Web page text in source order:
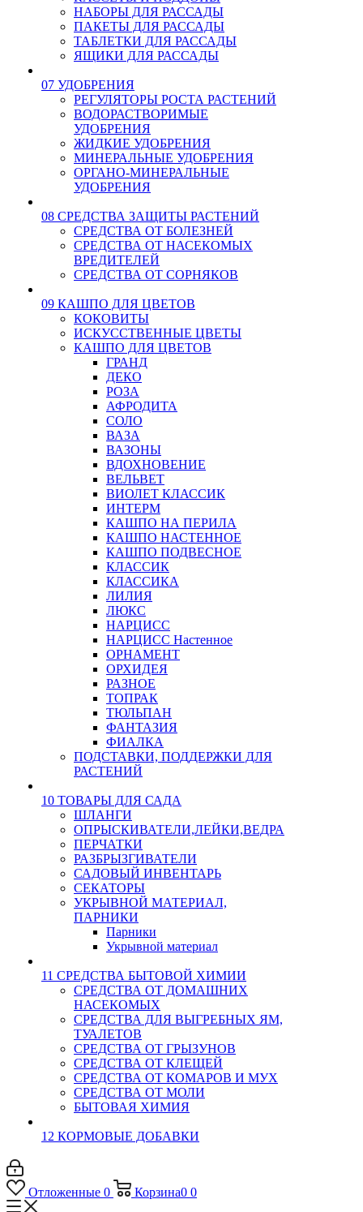
НАБОРЫ ДЛЯ РАССАДЫ
ПАКЕТЫ ДЛЯ РАССАДЫ
ТАБЛЕТКИ ДЛЯ РАССАДЫ
ЯЩИКИ ДЛЯ РАССАДЫ
07 УДОБРЕНИЯ
РЕГУЛЯТОРЫ РОСТА РАСТЕНИЙ
ВОДОРАСТВОРИМЫЕ
УДОБРЕНИЯ
ЖИДКИЕ УДОБРЕНИЯ
МИНЕРАЛЬНЫЕ УДОБРЕНИЯ
ОРГАНО-МИНЕРАЛЬНЫЕ
УДОБРЕНИЯ
08 СРЕДСТВА ЗАЩИТЫ РАСТЕНИЙ
СРЕДСТВА ОТ БОЛЕЗНЕЙ
СРЕДСТВА ОТ НАСЕКОМЫХ
ВРЕДИТЕЛЕЙ
СРЕДСТВА ОТ СОРНЯКОВ
09 КАШПО ДЛЯ ЦВЕТОВ
КОКОВИТЫ
ИСКУССТВЕННЫЕ ЦВЕТЫ
КАШПО ДЛЯ ЦВЕТОВ
ГРАНД
ДЕКО
РОЗА
АФРОДИТА
СОЛО
ВАЗА
ВАЗОНЫ
ВДОХНОВЕНИЕ
ВЕЛЬВЕТ
ВИОЛЕТ КЛАССИК
ИНТЕРМ
КАШПО НА ПЕРИЛА
КАШПО НАСТЕННОЕ
КАШПО ПОДВЕСНОЕ
КЛАССИК
КЛАССИКА
ЛИЛИЯ
ЛЮКС
НАРЦИСС
НАРЦИСС Настенное
ОРНАМЕНТ
ОРХИДЕЯ
РАЗНОЕ
ТОПРАК
ТЮЛЬПАН
ФАНТАЗИЯ
ФИАЛКА
ПОДСТАВКИ, ПОДДЕРЖКИ ДЛЯ
РАСТЕНИЙ
10 ТОВАРЫ ДЛЯ САДА
ШЛАНГИ
ОПРЫСКИВАТЕЛИ,ЛЕЙКИ,ВЕДРА
ПЕРЧАТКИ
РАЗБРЫЗГИВАТЕЛИ
САДОВЫЙ ИНВЕНТАРЬ
СЕКАТОРЫ
УКРЫВНОЙ МАТЕРИАЛ,
ПАРНИКИ
Парники
Укрывной материал
11 СРЕДСТВА БЫТОВОЙ ХИМИИ
СРЕДСТВА ОТ ДОМАШНИХ
НАСЕКОМЫХ
СРЕДСТВА ДЛЯ ВЫГРЕБНЫХ ЯМ,
ТУАЛЕТОВ
СРЕДСТВА ОТ ГРЫЗУНОВ
СРЕДСТВА ОТ КЛЕЩЕЙ
СРЕДСТВА ОТ КОМАРОВ И МУХ
СРЕДСТВА ОТ МОЛИ
БЫТОВАЯ ХИМИЯ
12 КОРМОВЫЕ ДОБАВКИ
Отложенные 0 Корзина0 0